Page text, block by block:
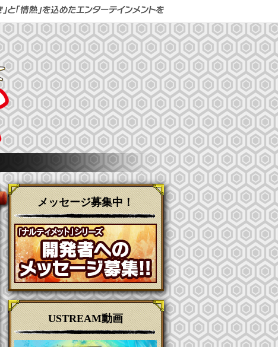
メッセージ募集中！
USTREAM動画